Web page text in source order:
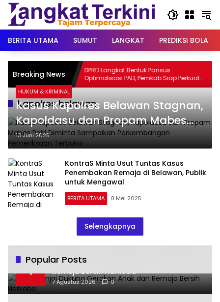
Langsung
konten
BERITA UTAMA
SUMUT LANGKAT PREDIKSI BOLA
Breaking News
Anak dan
DPRD Langkat Bentuk Pansus
Optimalisasi PAD, Pemkab Siap Perkuat
Kemandirian Fiskal
kapolres belawan
HUKUM & KRIMINAL
Kasus Kapolres Belawan Stagnan,
Kapoldasu dan Propam Mabes
Polri Diminta Sampaikan
Perkembangan Pemeriksaan
Terbuka
13 Juni 2025
KontraS Minta Usut Tuntas Kasus
Penembakan Remaja di Belawan, Publik
untuk Mengawal
BERITA UTAMA 8 Mei 2025
Selengkapnya
Popular Posts
1
TP PKK Binjai Dukung Gerakan Anak dan
Remaja Bersih Narkoba
7 Agustus 2026 0